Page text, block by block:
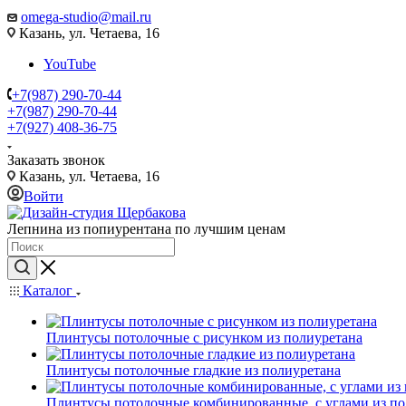
omega-studio@mail.ru
Казань, ул. Четаева, 16
YouTube
+7(987) 290-70-44
+7(987) 290-70-44
+7(927) 408-36-75
Заказать звонок
Казань, ул. Четаева, 16
Войти
Лепнина из попиурентана по лучшим ценам
Каталог
Плинтусы потолочные с рисунком из полиуретана
Плинтусы потолочные гладкие из полиуретана
Плинтусы потолочные комбинированные, с углами из